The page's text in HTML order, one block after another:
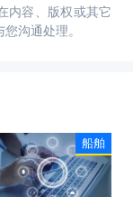
内容、版权或其它
沟通处理。
船舶